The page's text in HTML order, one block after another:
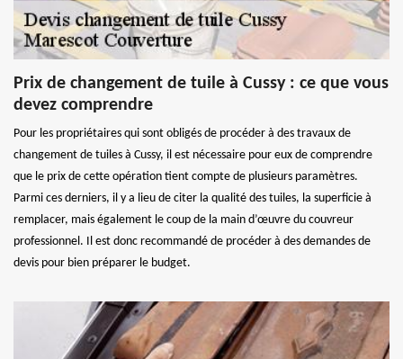
Prix de changement de tuile à Cussy : ce que vous
devez comprendre
Pour les propriétaires qui sont obligés de procéder à des travaux de
changement de tuiles à Cussy, il est nécessaire pour eux de comprendre
que le prix de cette opération tient compte de plusieurs paramètres.
Parmi ces derniers, il y a lieu de citer la qualité des tuiles, la superficie à
remplacer, mais également le coup de la main d’œuvre du couvreur
professionnel. Il est donc recommandé de procéder à des demandes de
devis pour bien préparer le budget.